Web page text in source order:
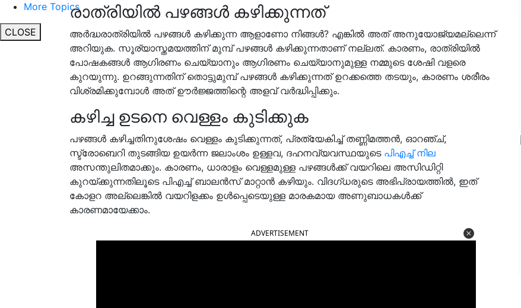
More Topics
CLOSE
രാത്രിയിൽ പഴങ്ങൾ കഴിക്കുന്നത്
അർദ്ധരാത്രിയിൽ പഴങ്ങൾ കഴിക്കുന്ന ആളാണോ നിങ്ങൾ? എങ്കിൽ അത് അനുയോജ്യമല്ലെന്ന്
അറിയുക. സൂര്യാസ്തമയത്തിന് മുമ്പ് പഴങ്ങൾ കഴിക്കുന്നതാണ് നല്ലത്. കാരണം, രാത്രിയിൽ
പോഷകങ്ങൾ ആഗിരണം ചെയ്യാനും ആഗിരണം ചെയ്യാനുമുള്ള നമ്മുടെ ശേഷി വളരെ
കുറയുന്നു. ഉറങ്ങുന്നതിന് തൊട്ടുമുമ്പ് പഴങ്ങൾ കഴിക്കുന്നത് ഉറക്കത്തെ തടയും, കാരണം ശരീരം
വിശ്രമിക്കുമ്പോൾ അത് ഊർജ്ജത്തിന്റെ അളവ് വർദ്ധിപ്പിക്കും.
കഴിച്ച ഉടനെ വെള്ളം കുടിക്കുക
പഴങ്ങൾ കഴിച്ചതിനുശേഷം വെള്ളം കുടിക്കുന്നത്, പ്രത്യേകിച്ച് തണ്ണിമത്തൻ, ഓറഞ്ച്,
സ്ട്രോബെറി തുടങ്ങിയ ഉയർന്ന ജലാംശം ഉള്ളവ, ദഹനവ്യവസ്ഥയുടെ പിഎച്ച് നില
അസന്തുലിതമാക്കും. കാരണം, ധാരാളം വെള്ളമുള്ള പഴങ്ങൾക്ക് വയറിലെ അസിഡിറ്റി
കുറയ്ക്കുന്നതിലൂടെ പിഎച്ച് ബാലൻസ് മാറ്റാൻ കഴിയും. വിദഗ്ധരുടെ അഭിപ്രായത്തിൽ, ഇത്
കോളറ അല്ലെങ്കിൽ വയറിളക്കം ഉൾപ്പെടെയുള്ള മാരകമായ അണുബാധകൾക്ക്
കാരണമായേക്കാം.
ADVERTISEMENT